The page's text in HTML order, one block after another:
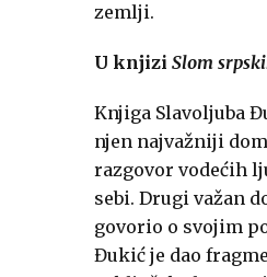
zemlji.
U knjizi Slom
Knjiga Slavoljuba
njen najvažniji
razgovor vodećih
sebi. Drugi važan
govorio o svojim
Đukić je dao